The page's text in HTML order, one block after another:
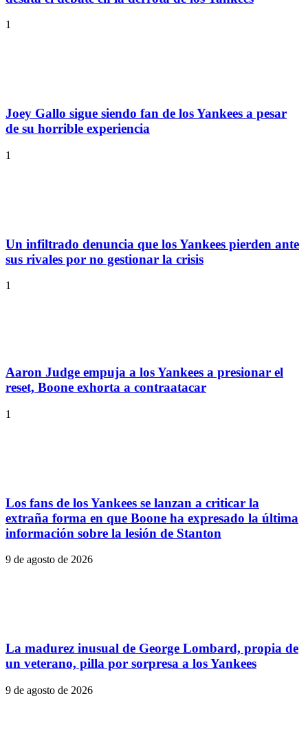
1
Joey Gallo sigue siendo fan de los Yankees a pesar
de su horrible experiencia
1
Un infiltrado denuncia que los Yankees pierden ante
sus rivales por no gestionar la crisis
1
Aaron Judge empuja a los Yankees a presionar el
reset, Boone exhorta a contraatacar
1
Los fans de los Yankees se lanzan a criticar la
extraña forma en que Boone ha expresado la última
información sobre la lesión de Stanton
9 de agosto de 2026
La madurez inusual de George Lombard, propia de
un veterano, pilla por sorpresa a los Yankees
9 de agosto de 2026